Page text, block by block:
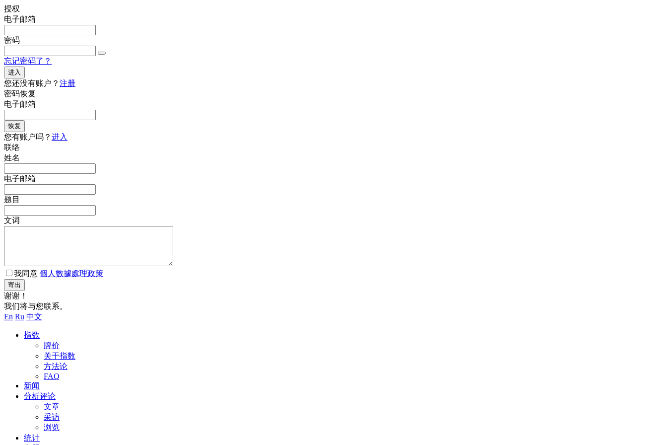
授权
电子邮箱
密码
忘记密码了？
进入
您还没有账户？ 注册
密码恢复
电子邮箱
恢复
您有账户吗？ 进入
联络
姓名
电子邮箱
题目
文词
我同意 個人數據處理政策
寄出
谢谢！
我们将与您联系。
En Ru 中文
指数
牌价
关于指数
方法论
FAQ
新闻
分析评论
文章
采访
浏览
统计